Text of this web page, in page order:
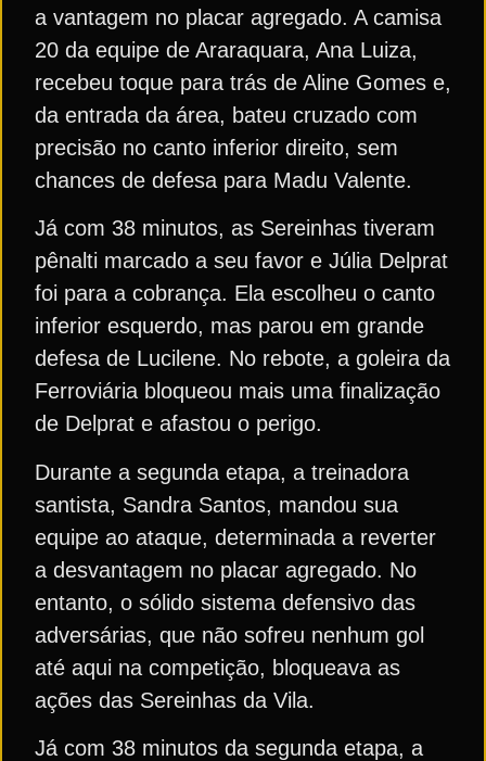
a vantagem no placar agregado. A camisa
20 da equipe de Araraquara, Ana Luiza,
recebeu toque para trás de Aline Gomes e,
da entrada da área, bateu cruzado com
precisão no canto inferior direito, sem
chances de defesa para Madu Valente.
Já com 38 minutos, as Sereinhas tiveram
pênalti marcado a seu favor e Júlia Delprat
foi para a cobrança. Ela escolheu o canto
inferior esquerdo, mas parou em grande
defesa de Lucilene. No rebote, a goleira da
Ferroviária bloqueou mais uma finalização
de Delprat e afastou o perigo.
Durante a segunda etapa, a treinadora
santista, Sandra Santos, mandou sua
equipe ao ataque, determinada a reverter
a desvantagem no placar agregado. No
entanto, o sólido sistema defensivo das
adversárias, que não sofreu nenhum gol
até aqui na competição, bloqueava as
ações das Sereinhas da Vila.
Já com 38 minutos da segunda etapa, a